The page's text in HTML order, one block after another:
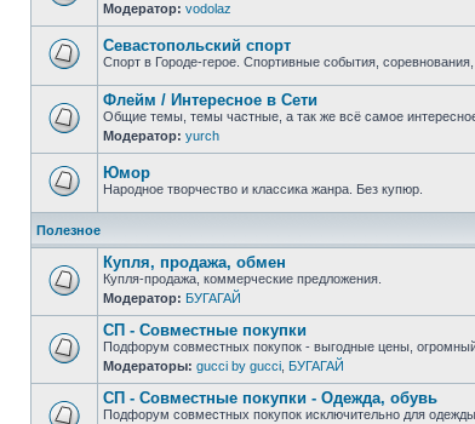
Нет
непрочитанных
сообщений
Модератор: vodolaz
непрочитанных
сообщений
Севастопольский спорт
Спорт в Городе-герое. Спортивные события, соревнования,
Нет
непрочитанных
сообщений
Флейм / Интересное в Cети
Общие темы, темы частные, а так же всё самое
Модератор: yurch
непрочитанных
сообщений
Юмор
Народное творчество и классика жанра. Без купюр.
Полезное
Нет
непрочитанных
сообщений
Купля, продажа, обмен
Купля-продажа, коммерческие предложения.
Модератор: БУГАГАЙ
Нет
непрочитанных
сообщений
СП - Совместные покупки
Подфорум совместных покупок - выгодные цены,
Модераторы: gucci by gucci БУГАГАЙ
СП - Совместные покупки - Одежда, обувь
Подфорум совместных покупок исключительно для